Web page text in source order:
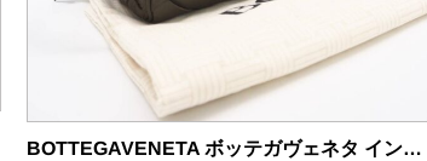
BOTTEGAVENETA ボッテガヴェネタ イントレチャート トラベルポーチ